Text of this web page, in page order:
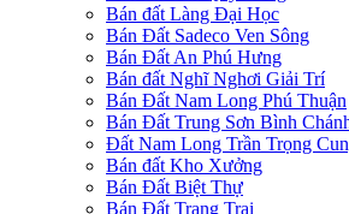
Bán đất Làng Đại Học
Bán Đất Sadeco Ven Sông
Bán Đất An Phú Hưng
Bán đất Nghĩ Nghơi Giải Trí
Bán Đất Nam Long Phú Thuận
Bán Đất Trung Sơn Bình
Đất Nam Long Trần Trọng
Bán đất Kho Xưởng
Bán Đất Biệt Thự
Bán Đất Trang Trại